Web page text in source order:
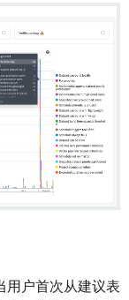
用户首次从建议表